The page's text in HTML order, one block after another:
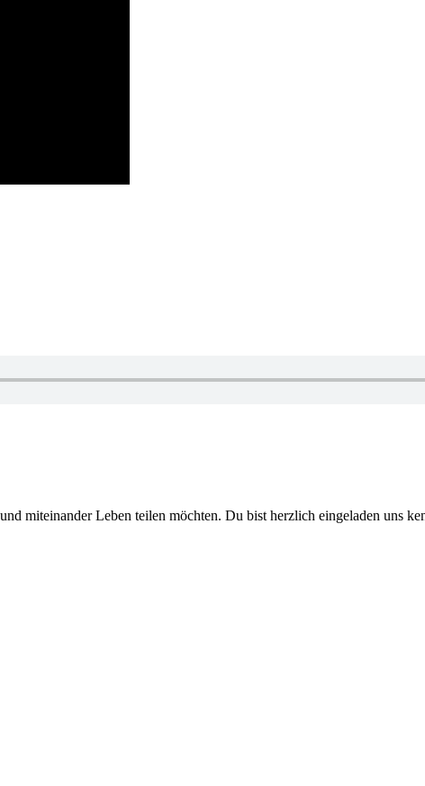
miteinander Leben teilen möchten. Du bist herzlich eingeladen uns